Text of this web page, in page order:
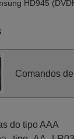
HD945
Comandos
do tipo AAA